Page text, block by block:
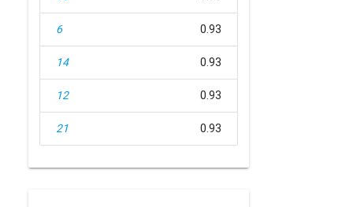
6 0.93
14 0.93
12 0.93
21 0.93